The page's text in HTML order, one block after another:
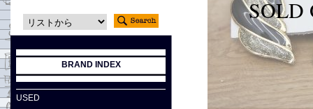
BRAND INDEX
USED